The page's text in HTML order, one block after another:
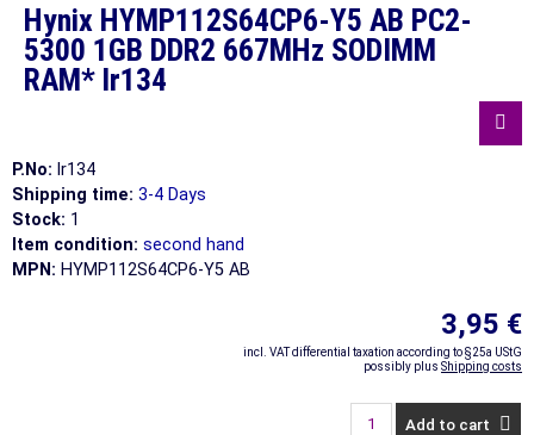
Hynix HYMP112S64CP6-Y5 AB PC2-
5300 1GB DDR2 667MHz SODIMM
RAM* lr134
P.No: lr134
Shipping time: 3-4 Days
Stock: 1
Item condition: second hand
MPN: HYMP112S64CP6-Y5 AB
3,95 €
incl. VAT differential taxation according to §25a UStG
possibly plus Shipping costs
Add to cart